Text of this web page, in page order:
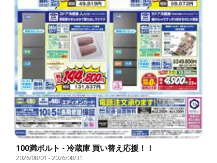
100満ボルト - 冷蔵庫 買い替え応援！！
2026/08/01 -2026/08/31